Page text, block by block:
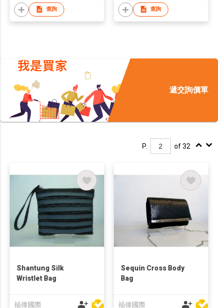
查詢 查詢
遞交詢價單
P. of 32
Shantung Silk
Wristlet Bag
福偉國際
Sequin Cross Body
Bag
福偉國際